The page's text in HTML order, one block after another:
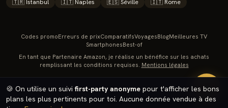
🇹🇷 Istanbul 🇮🇹 Naples 🇪🇸Séville 🇮🇹 Rome
🔥
🍪 On utilise un suivifirst-party anonyme pour t'afficher les bons
plans les plus pertinents pour toi. Aucune donnée vendue à des
Codes promoErreurs de prixComparatifsVoyagesBlogMeilleures TV
SmartphonesBest-of
En tant que Partenaire Amazon, je réalise un bénéfice sur les achats
remplissant les conditions requises. Mentions légales